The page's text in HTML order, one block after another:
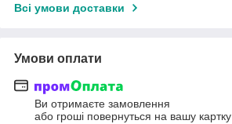
Всі умови доставки
Умови оплати
Ви отримаєте замовлення
або гроші повернуться на вашу картку